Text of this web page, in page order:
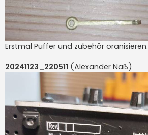
Erstmal Puffer und zubehör oranisieren.
20241123_220511 (Alexander Naß)